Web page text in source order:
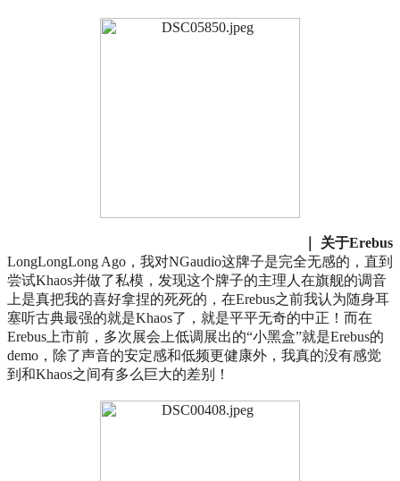
｜ 关于Erebus
LongLongLong Ago，我对NGaudio这牌子是完全无感的，直到
尝试Khaos并做了私模，发现这个牌子的主理人在旗舰的调音
上是真把我的喜好拿捏的死死的，在Erebus之前我认为随身耳
塞听古典最强的就是Khaos了，就是平平无奇的中正！而在
Erebus上市前，多次展会上低调展出的“小黑盒”就是Erebus的
demo，除了声音的安定感和低频更健康外，我真的没有感觉
到和Khaos之间有多么巨大的差别！